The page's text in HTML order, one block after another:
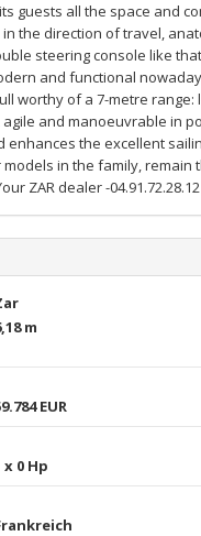
guests all the space and
the direction of travel,
steering console like
and functional
worthy of a 7-metre
and manoeuvrable in
enhances the excellent
in the family, remain
ZAR dealer -04.91.72.28.12
m
EUR
x 0 Hp